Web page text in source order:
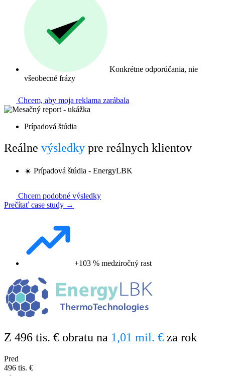
Konkrétne odporúčania, nie
všeobecné frázy
Chcem, aby moja reklama zarábala
Prípadová štúdia
Reálne výsledky pre reálnych klientov
☀️ Prípadová štúdia - EnergyLBK
Chcem podobné výsledky
Prečítať case study →
+103 % medziročný rast
Z 496 tis. € obratu na 1,01 mil. € za rok
Pred
496 tis. €